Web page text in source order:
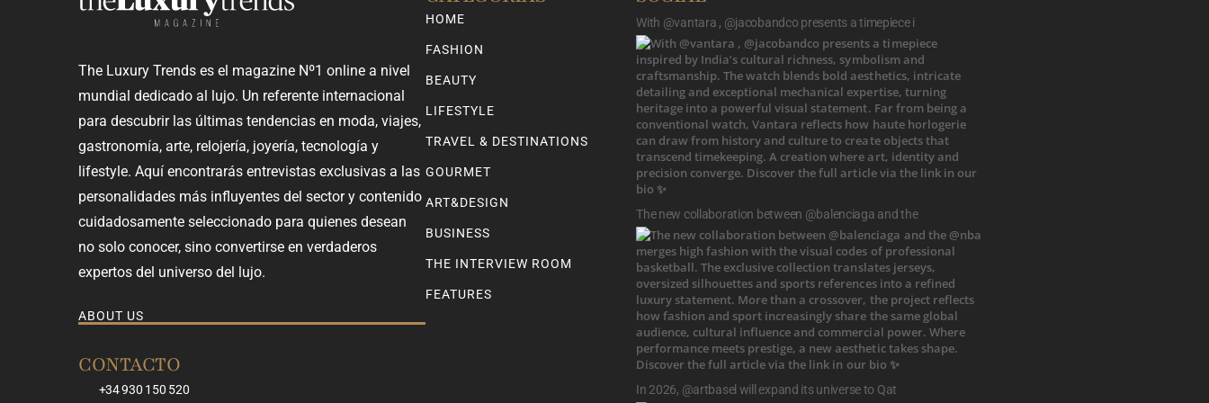
The Luxury Trends es el magazine Nº1 online a nivel
mundial dedicado al lujo. Un referente internacional
para descubrir las últimas tendencias en moda, viajes,
gastronomía, arte, relojería, joyería, tecnología y
lifestyle. Aquí encontrarás entrevistas exclusivas a las
personalidades más influyentes del sector y contenido
cuidadosamente seleccionado para quienes desean
no solo conocer, sino convertirse en verdaderos
expertos del universo del lujo.
ABOUT US
CONTACTO
+34 930 150 520
HOME
FASHION
BEAUTY
LIFESTYLE
TRAVEL & DESTINATIONS
GOURMET
ART&DESIGN
BUSINESS
THE INTERVIEW ROOM
FEATURES
With @vantara , @jacobandco presents a timepiece i
The new collaboration between @balenciaga and the
In 2026, @artbasel will expand its universe to Qat